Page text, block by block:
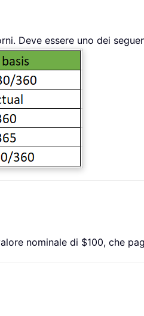
Deve essere uno dei
nominale di $100, che